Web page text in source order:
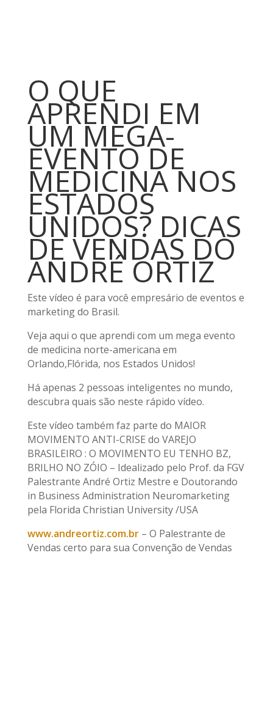
O QUE
APRENDI EM
UM MEGA-
EVENTO DE
MEDICINA NOS
ESTADOS
UNIDOS? DICAS
DE VENDAS DO
ANDRÉ ORTIZ
Este vídeo é para você empresário de eventos e
marketing do Brasil.
Veja aqui o que aprendi com um mega evento
de medicina norte-americana em
Orlando,Flórida, nos Estados Unidos!
Há apenas 2 pessoas inteligentes no mundo,
descubra quais são neste rápido vídeo.
Este vídeo também faz parte do MAIOR
MOVIMENTO ANTI-CRISE do VAREJO
BRASILEIRO : O MOVIMENTO EU TENHO BZ,
BRILHO NO ZÓIO – Idealizado pelo Prof. da FGV
Palestrante André Ortiz Mestre e Doutorando
in Business Administration Neuromarketing
pela Florida Christian University /USA
www.andreortiz.com.br– O Palestrante de
Vendas certo para sua Convenção de Vendas